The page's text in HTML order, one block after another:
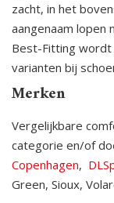
zacht, in het
aangenaam lopen
Best-Fitting
varianten bij
Merken
Vergelijkbare
categorie en/of
Copenhagen,
Green, Sioux,